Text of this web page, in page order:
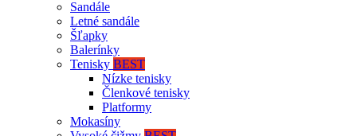
Sandále
Letné sandále
Šľapky
Balerínky
Tenisky BEST
Nízke tenisky
Členkové tenisky
Platformy
Mokasíny